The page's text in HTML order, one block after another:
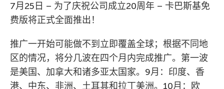
7月25日 – 为了庆祝公司成立20周年 – 卡巴斯基免
费版将正式全面推出！
推广一开始可能做不到立即覆盖全球；根据不同地
区的情况，将分几波在四个月内完成推广。第一波
是美国、加拿大和诸多亚太国家。9月：印度、香
港、中东、非洲、土耳其和拉丁美洲。10月：欧